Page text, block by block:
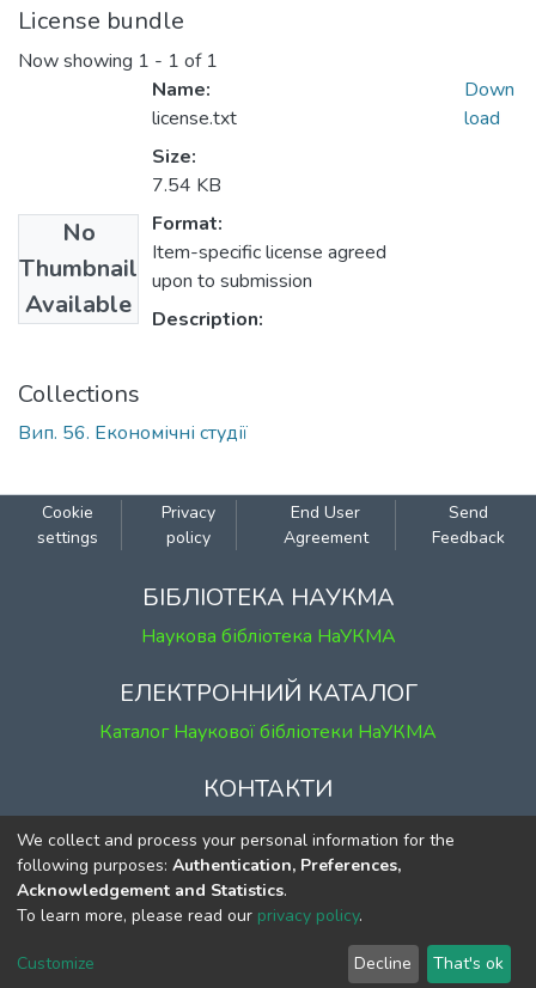
License bundle
Now showing 1 - 1 of 1
No
Thumbnail
Available
Name:
license.txt
Size:
7.54 KB
Format:
Item-specific license agreed
upon to submission
Description:
Down
load
Collections
Вип. 56. Економічні студії
Cookie
settings
Privacy
policy
End User
Agreement
Send
Feedback
БІБЛІОТЕКА НАУКМА
Наукова бібліотека НаУКМА
ЕЛЕКТРОННИЙ КАТАЛОГ
Каталог Наукової бібліотеки НаУКМА
КОНТАКТИ
м. Київ, вул. Григорія Сковороди, 2
к. 1, к. 120
тел. (044) 463-69-31
ekmair@ukma.edu.ua
We collect and process your personal information for the
following purposes: Authentication, Preferences,
Acknowledgement and Statistics.
To learn more, please read our privacy policy.
Customize Decline That's ok